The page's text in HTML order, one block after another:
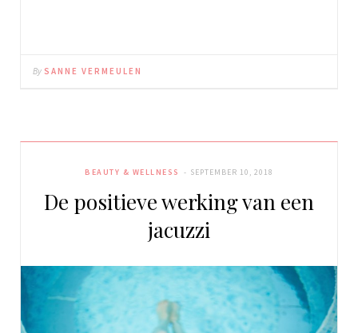
By SANNE VERMEULEN
BEAUTY & WELLNESS SEPTEMBER 10, 2018
De positieve werking van een
jacuzzi